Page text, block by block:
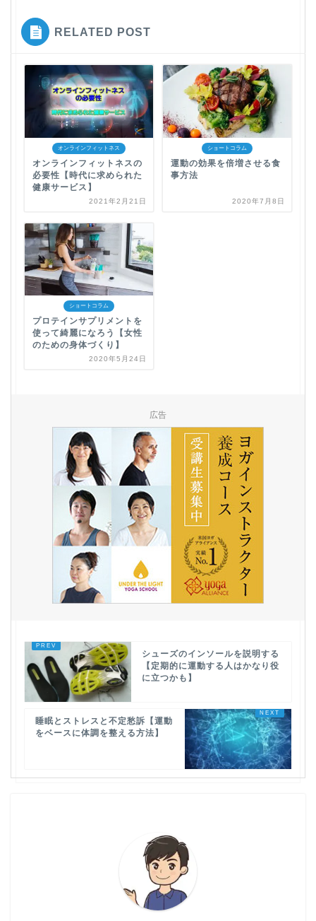
RELATED POST
オンラインフィットネス
オンラインフィットネスの
必要性【時代に求められた
健康サービス】
2021年2月21日
ショートコラム
運動の効果を倍増させる食
事方法
2020年7月8日
ショートコラム
プロテインサプリメントを
使って綺麗になろう【女性
のための身体づくり】
2020年5月24日
広告
シューズのインソールを説明する
【定期的に運動する人はかなり役
に立つかも】
睡眠とストレスと不定愁訴【運動
をベースに体調を整える方法】